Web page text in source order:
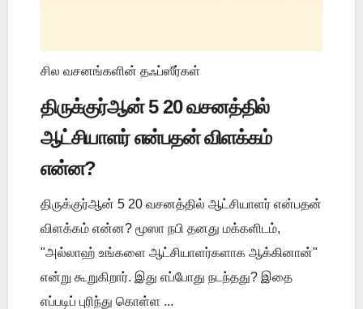
சில வசனங்களின் தஃப்ஸீர்கள்
திருக்குர்ஆன் 5 20 வசனத்தில்
ஆட்சியாளர் என்பதன் விளக்கம்
என்ன?
திருக்குர்ஆன் 5 20 வசனத்தில் ஆட்சியாளர் என்பதன்
விளக்கம் என்ன? மூஸா நபி தனது மக்களிடம்,
"அல்லாஹ் உங்களை ஆட்சியாளர்களாக ஆக்கினான்"
என்று கூறுகிறார். இது எப்போது நடந்தது? இதை
எப்படிப் புரிந்து கொள்ள ...